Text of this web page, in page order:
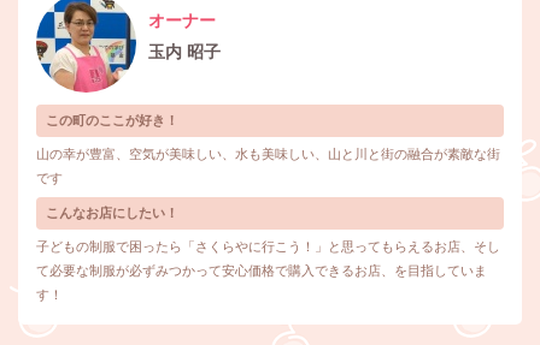
オーナー
玉内 昭子
この町のここが好き！
山の幸が豊富、空気が美味しい、水も美味しい、山と川と街の融合が素敵な街
です
こんなお店にしたい！
子どもの制服で困ったら「さくらやに行こう！」と思ってもらえるお店、そし
て必要な制服が必ずみつかって安心価格で購入できるお店、を目指していま
す！